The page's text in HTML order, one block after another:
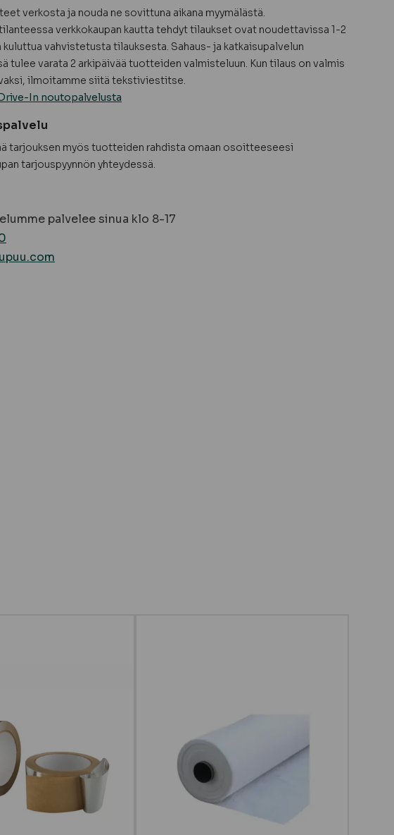
verkosta ja nouda ne sovittuna aikana myymälästä.
verkkokaupan kautta tehdyt tilaukset ovat noudettavissa 1-2
kuluttua vahvistetusta tilauksesta. Sahaus- ja katkaisupalvelun
tulee varata 2 arkipäivää tuotteiden valmisteluun. Kun tilaus on valmis
ilmoitamme siitä tekstiviestitse.
In noutopalvelusta
tarjouksen myös tuotteiden rahdista omaan osoitteeseesi
tarjouspyynnön yhteydessä.
palvelee sinua klo 8-17